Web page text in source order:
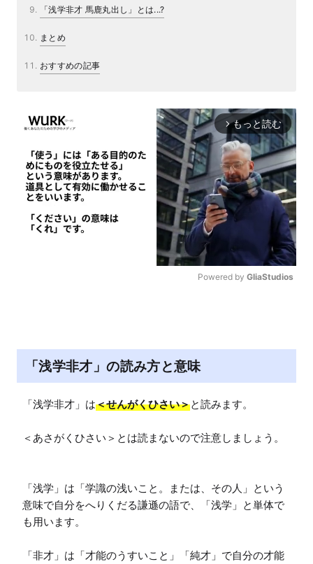
「浅学非才 馬鹿丸出し」とは...?
まとめ
おすすめの記事
arrow_forward_ios もっと読む
Powered by GliaStudios
「浅学非才」の読み方と意味
「浅学非才」は＜せんがくひさい＞と読みます。
＜あさがくひさい＞とは読まないので注意しましょう。
「浅学」は「学識の浅いこと。または、その人」という
意味で自分をへりくだる謙遜の語で、「浅学」と単体で
も用います。
「非才」は「才能のうすいこと」「純才」で自分の才能